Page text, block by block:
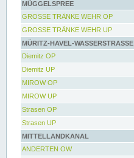
MÜGGELSPREE
GROSSE TRÄNKE WEHR OP
GROSSE TRÄNKE WEHR UP
MÜRITZ-HAVEL-WASSERSTRASSE
Diemitz OP
Diemitz UP
MIROW OP
MIROW UP
Strasen OP
Strasen UP
MITTELLANDKANAL
ANDERTEN OW